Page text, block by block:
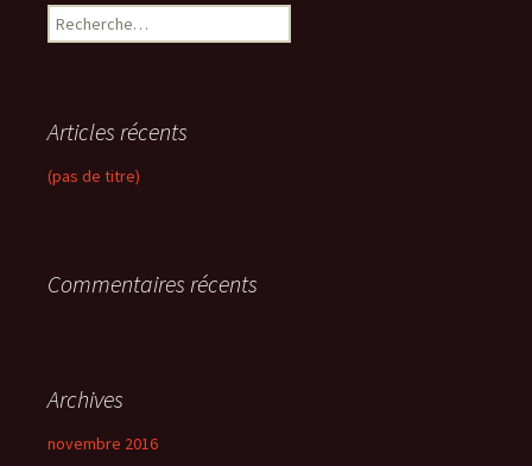
R
e
r
c
h
:
Articles récents
(pas de titre)
Commentaires récents
Archives
novembre 2016